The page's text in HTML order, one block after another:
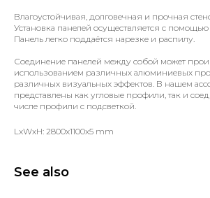
Влагоустойчивая, долговечная и прочная
Установка панелей осуществляется с
Панель легко поддаётся нарезке и распилу.
Соединение панелей между собой может
использованием различных алюминиевых
различных визуальных эффектов. В нашем
представлены как угловые профили, так и
числе профили с подсветкой.
LxWxH: 2800x1100x5 mm
See also